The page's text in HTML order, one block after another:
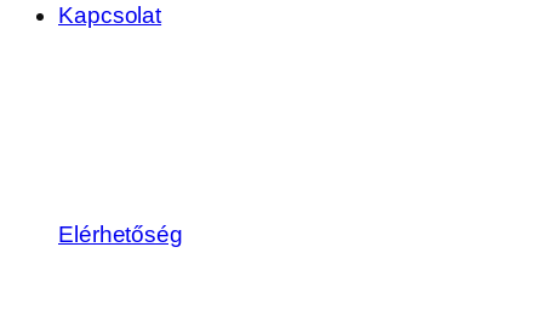
Kapcsolat
Elérhetőség